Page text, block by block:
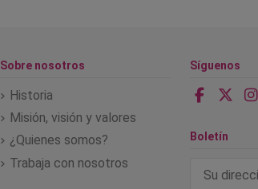
Sobre nosotros
Historia
Misión, visión y valores
¿Quienes somos?
Trabaja con nosotros
Síguenos
Boletín